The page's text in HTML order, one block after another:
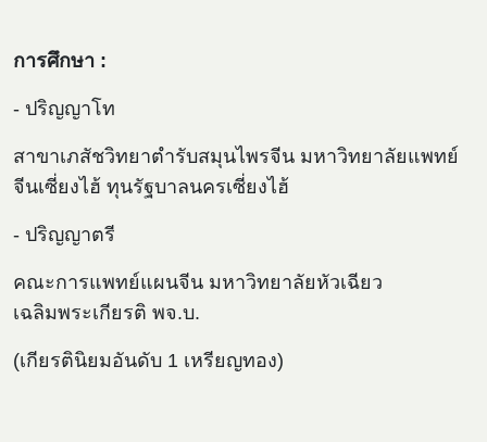
การศึกษา :
- ปริญญาโท
สาขาเภสัชวิทยาตำรับสมุนไพรจีน มหาวิทยาลัยแพทย์
จีนเซี่ยงไฮ้ ทุนรัฐบาลนครเซี่ยงไฮ้
- ปริญญาตรี
คณะการแพทย์แผนจีน มหาวิทยาลัยหัวเฉียว
เฉลิมพระเกียรติ พจ.บ.
(เกียรตินิยมอันดับ 1 เหรียญทอง)